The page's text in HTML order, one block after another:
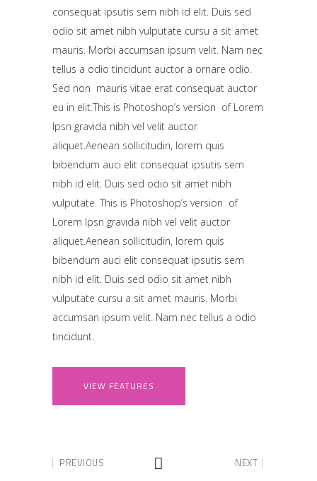
consequat ipsutis sem nibh id elit. Duis sed
odio sit amet nibh vulputate cursu a sit amet
mauris. Morbi accumsan ipsum velit. Nam nec
tellus a odio tincidunt auctor a ornare odio.
Sed non mauris vitae erat consequat auctor
eu in elit.This is Photoshop’s version of Lorem
Ipsn gravida nibh vel velit auctor
aliquet.Aenean sollicitudin, lorem quis
bibendum auci elit consequat ipsutis sem
nibh id elit. Duis sed odio sit amet nibh
vulputate. This is Photoshop’s version of
Lorem Ipsn gravida nibh vel velit auctor
aliquet.Aenean sollicitudin, lorem quis
bibendum auci elit consequat ipsutis sem
nibh id elit. Duis sed odio sit amet nibh
vulputate cursu a sit amet mauris. Morbi
accumsan ipsum velit. Nam nec tellus a odio
tincidunt.
VIEW FEATURES
PREVIOUS NEXT